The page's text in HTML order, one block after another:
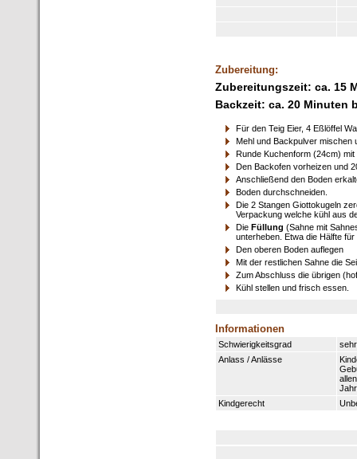
Zubereitung:
Zubereitungszeit: ca. 15
Backzeit: ca. 20 Minuten
Für den Teig Eier, 4 Eßlöffel
Mehl und Backpulver mischen
Runde Kuchenform (24cm)
Den Backofen vorheizen und
Anschließend den Boden
Boden durchschneiden.
Die 2 Stangen Giottokugeln
Verpackung welche kühl aus
Die Füllung (Sahne mit
unterheben. Etwa die Hälfte
Den oberen Boden auflegen
Mit der restlichen Sahne die
Zum Abschluss die übrigen
Kühl stellen und frisch essen.
Informationen
Schwierigkeitsgrad
Anlass / Anlässe
Kindgerecht